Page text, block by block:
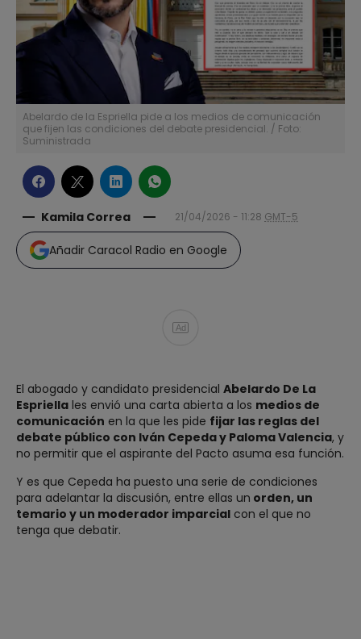
Abelardo de la Espriella pide a los medios de comunicación
que fijen las condiciones del debate presidencial. / Foto:
Suministrada
Kamila Correa 21/04/2026 - 11:28 GMT-5
Añadir Caracol Radio en Google
Ad
El abogado y candidato presidencial Abelardo De La
Espriella les envió una carta abierta a los medios de
comunicación en la que les pide fijar las reglas del
debate público con Iván Cepeda y Paloma Valencia, y
no permitir que el aspirante del Pacto asuma esa función.
Y es que Cepeda ha puesto una serie de condiciones
para adelantar la discusión, entre ellas un orden, un
temario y un moderador imparcial con el que no
tenga que debatir.